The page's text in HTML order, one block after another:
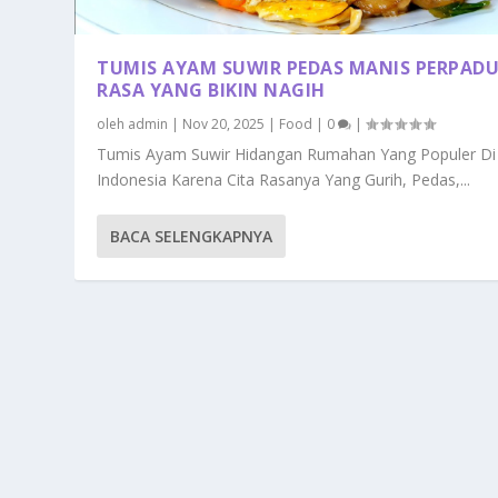
TUMIS AYAM SUWIR PEDAS MANIS
RASA YANG BIKIN NAGIH
oleh admin | Nov 20, 2025 | Food | 0 |
Tumis Ayam Suwir Hidangan Rumahan Yang Populer Di
Indonesia Karena Cita Rasanya Yang Gurih, Pedas,...
BACA SELENGKAPNYA